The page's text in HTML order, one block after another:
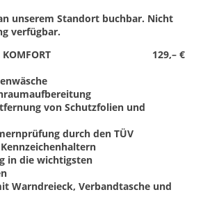
unserem Standort buchbar. Nicht
verfügbar.
129,– €
von Schutzfolien und
durch den TÜV
in die wichtigsten
Warndreieck, Verbandtasche und